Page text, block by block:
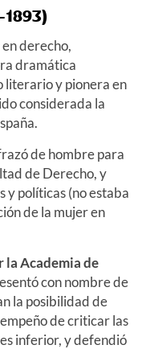
derecho,
dramática
literario y pionera en
considerada la
de hombre para
de Derecho, y
políticas (no estaba
de la mujer en
Academia de
con nombre de
la posibilidad de
de criticar las
inferior, y defendió